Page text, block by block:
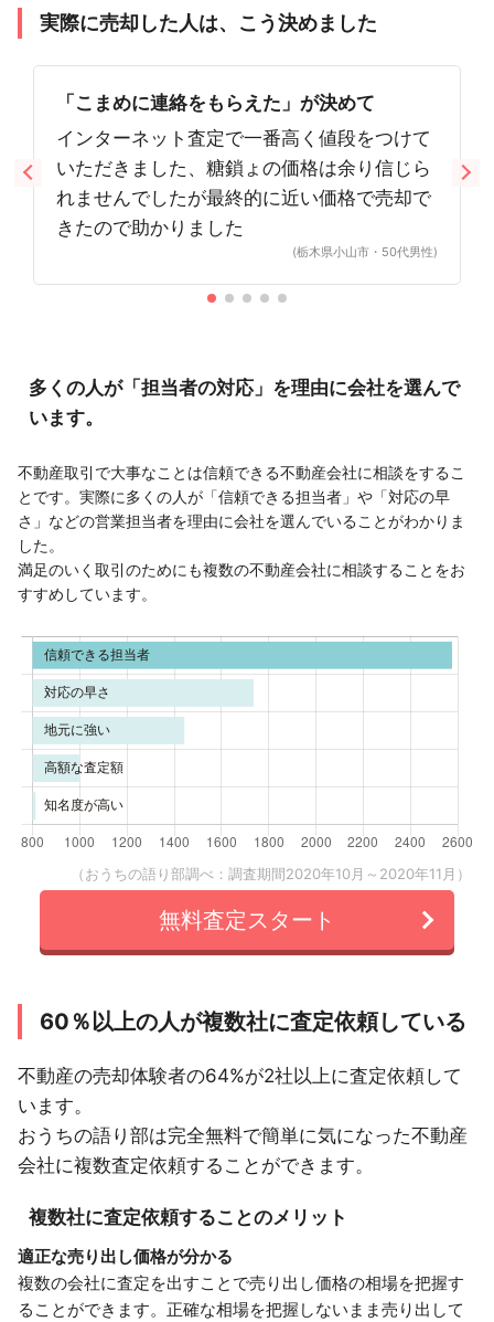
実際に売却した人は、こう決めました
「こまめに連絡をもらえた」が決めて
インターネット査定で一番高く値段をつけて
いただきました、糖鎖ょの価格は余り信じら
れませんでしたが最終的に近い価格で売却で
きたので助かりました
(栃木県小山市・50代男性)
多くの人が「担当者の対応」を理由に会社を選んで
います。
不動産取引で大事なことは信頼できる不動産会社に相談をするこ
とです。実際に多くの人が「信頼できる担当者」や「対応の早
さ」などの営業担当者を理由に会社を選んでいることがわかりま
した。
満足のいく取引のためにも複数の不動産会社に相談することをお
すすめしています。
（おうちの語り部調べ：調査期間2020年10月～2020年11月）
無料査定スタート
60％以上の人が複数社に査定依頼している
不動産の売却体験者の64%が2社以上に査定依頼して
います。
おうちの語り部は完全無料で簡単に気になった不動産
会社に複数査定依頼することができます。
複数社に査定依頼することのメリット
適正な売り出し価格が分かる
複数の会社に査定を出すことで売り出し価格の相場を把握す
ることができます。正確な相場を把握しないまま売り出して